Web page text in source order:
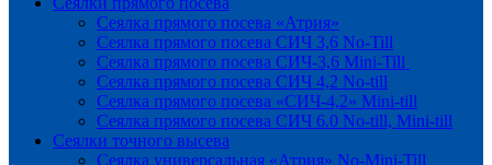
Сеялка прямого посева «Атрия»
Сеялка прямого посева СИЧ 3,6 No-Till
Сеялка прямого посева СИЧ-3,6 Mini-Till
Сеялка прямого посева СИЧ 4,2 No-till
Сеялка прямого посева «СИЧ-4,2» Mini-till
Сеялка прямого посева СИЧ 6.0 No-till, Mini-till
Сеялки точного высева
Сеялка универсальная «Атрия» No-Mini-Till